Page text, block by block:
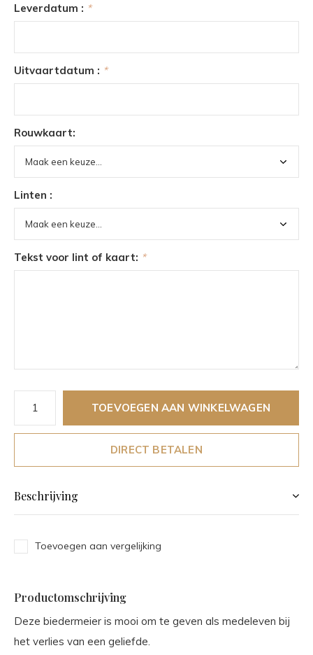
Leverdatum : *
Uitvaartdatum : *
Rouwkaart:
Linten :
Tekst voor lint of kaart: *
TOEVOEGEN AAN WINKELWAGEN
DIRECT BETALEN
Beschrijving
Toevoegen aan vergelijking
Productomschrijving
Deze biedermeier is mooi om te geven als medeleven bij
het verlies van een geliefde.